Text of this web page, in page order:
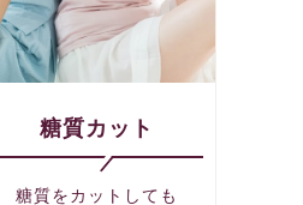
糖質カット
糖質をカットしても